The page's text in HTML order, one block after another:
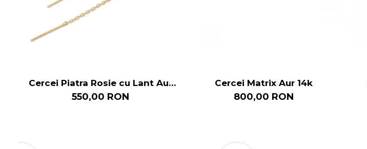
Cercei Piatra Rosie cu Lant Aur
14k
550,00 RON
Cercei Matrix Aur 14k
800,00 RON